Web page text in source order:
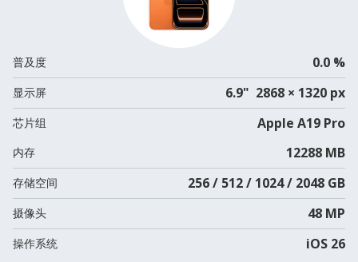
普及度 0.0 %
显示屏 6.9" 2868 × 1320 px
芯片组 Apple A19 Pro
内存 12288 MB
存储空间 256 / 512 / 1024 / 2048 GB
摄像头 48 MP
操作系统 iOS 26